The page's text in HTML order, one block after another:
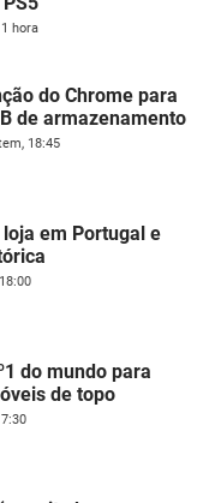
hora
do Chrome para
de armazenamento
18:45
em Portugal e
do mundo para
de topo